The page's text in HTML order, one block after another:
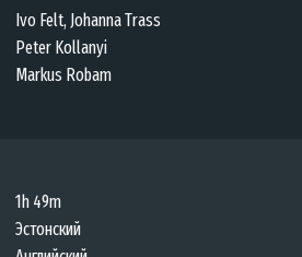
Ivo Felt, Johanna Trass
Peter Kollanyi
Markus Robam
1h 49m
Эстонский